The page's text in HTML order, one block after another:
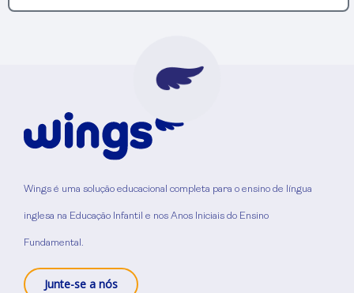
Wings é uma solução educacional completa para o ensino de língua
inglesa na Educação Infantil e nos Anos Iniciais do Ensino
Fundamental.
Junte-se a nós